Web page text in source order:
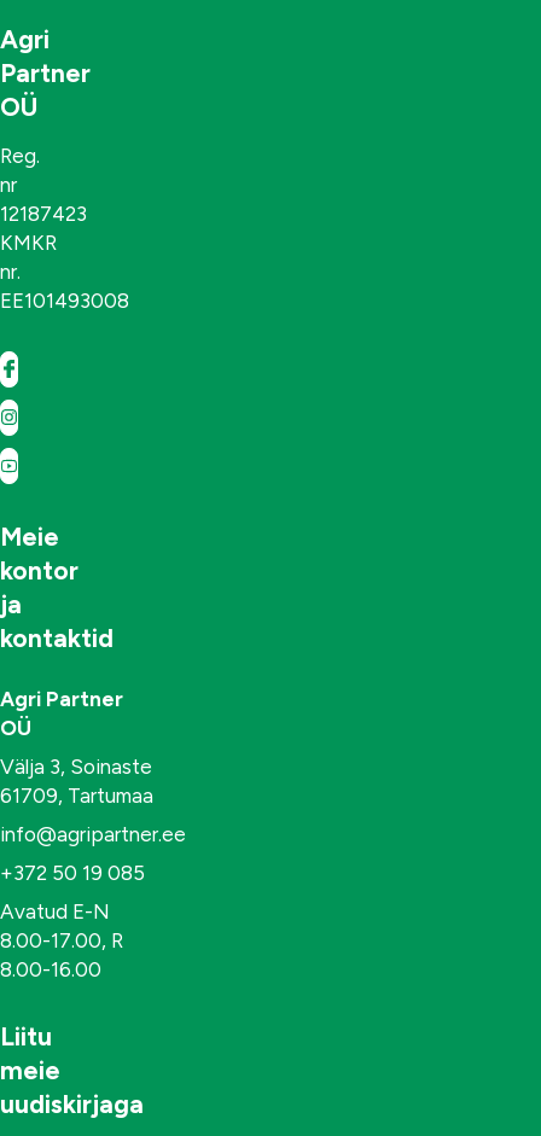
Agri
Partner
OÜ
Reg.
nr
12187423
KMKR
nr.
EE101493008
Meie
kontor
ja
kontaktid
Agri Partner
OÜ
Välja 3, Soinaste
61709, Tartumaa
info@agripartner.ee
+372 50 19 085
Avatud E-N
8.00-17.00, R
8.00-16.00
Liitu
meie
uudiskirjaga